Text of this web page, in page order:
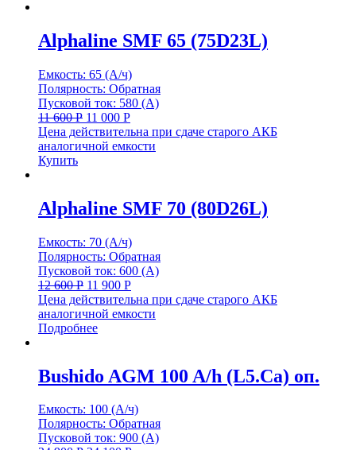
Alphaline SMF 65 (75D23L)
Емкость: 65 (А/ч)
Полярность: Обратная
Пусковой ток: 580 (А)
11 600Р 11 000 Р
Цена действительна при сдаче старого АКБ
аналогичной емкости
Купить
Alphaline SMF 70 (80D26L)
Емкость: 70 (А/ч)
Полярность: Обратная
Пусковой ток: 600 (А)
12 600Р 11 900 Р
Цена действительна при сдаче старого АКБ
аналогичной емкости
Подробнее
Bushido AGM 100 A/h (L5.Ca) оп.
Емкость: 100 (А/ч)
Полярность: Обратная
Пусковой ток: 900 (А)